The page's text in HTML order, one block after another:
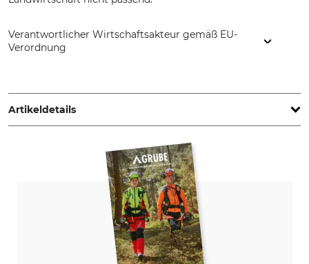
Verantwortlicher Wirtschaftsakteur gemäß EU-
Verordnung
www.grube.de
Artikeldetails